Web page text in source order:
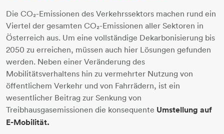
Die CO₂-Emissionen des Verkehrssektors machen rund ein
Viertel der gesamten CO₂-Emissionen aller Sektoren in
Österreich aus. Um eine vollständige Dekarbonisierung bis
2050 zu erreichen, müssen auch hier Lösungen gefunden
werden. Neben einer Veränderung des
Mobilitätsverhaltens hin zu vermehrter Nutzung von
öffentlichem Verkehr und von Fahrrädern, ist ein
wesentlicher Beitrag zur Senkung von
Treibhausgasemissionen die konsequente Umstellung auf
E-Mobilität.